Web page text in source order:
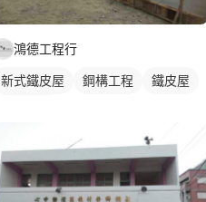
鴻德工程行
新式鐵皮屋 鋼構工程
鐵皮屋